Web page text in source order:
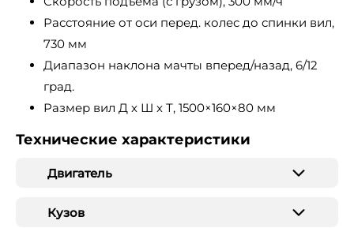
Расстояние от оси перед. колес до спинки вил,
730 мм
Диапазон наклона мачты вперед/назад, 6/12
град.
Размер вил Д х Ш х Т, 1500×160×80 мм
Технические характеристики
Двигатель
Кузов